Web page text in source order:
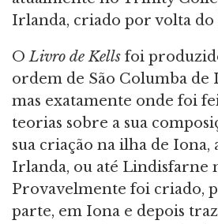
Irlanda, criado por volta do
OLivro de Kells foi
ordem de São Columba de
mas exatamente onde foi
teorias sobre a sua
sua criação na ilha de Iona,
Irlanda, ou até Lindisfarne
Provavelmente foi criado,
parte, em Iona e depois